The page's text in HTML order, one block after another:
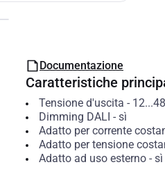
Documentazione
Caratteristiche
Tensione d'uscita - 12...48
Dimming DALI - sì
Adatto per corrente
Adatto per tensione
Adatto ad uso esterno- sì